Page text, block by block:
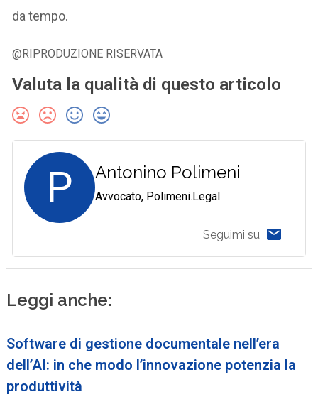
da tempo.
@RIPRODUZIONE RISERVATA
Valuta la qualità di questo articolo
P Antonino Polimeni
Avvocato, Polimeni.Legal
Seguimi su
Leggi anche:
Software di gestione documentale nell’era
dell’AI: in che modo l’innovazione potenzia la
produttività